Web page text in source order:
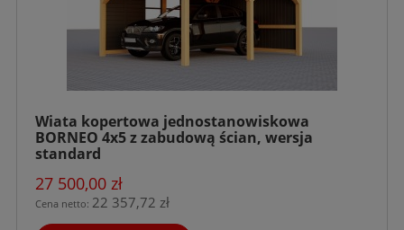
Wiata kopertowa jednostanowiskowa
BORNEO 4x5 z zabudową ścian, wersja
standard
27 500,00 zł
Cena netto: 22 357,72 zł